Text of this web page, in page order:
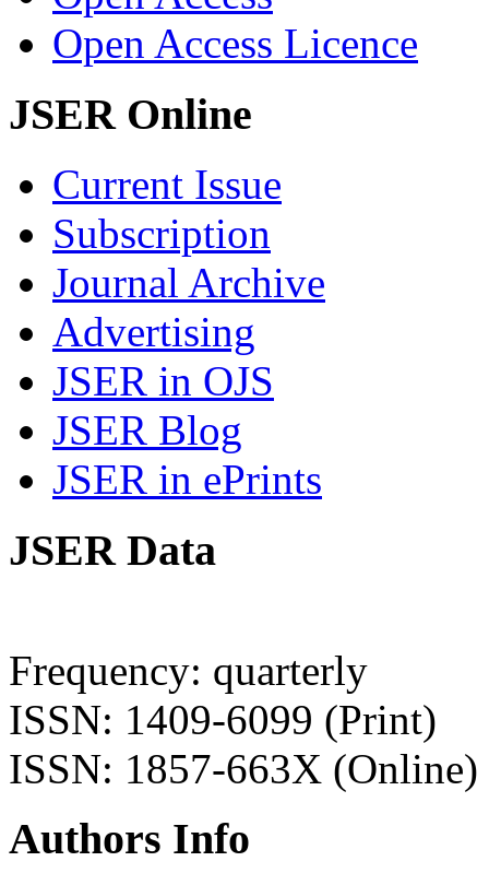
Open Access Licence
JSER Online
Current Issue
Subscription
Journal Archive
Advertising
JSER in OJS
JSER Blog
JSER in ePrints
JSER Data
Frequency: quarterly
ISSN: 1409-6099 (Print)
ISSN: 1857-663X (Online)
Authors Info